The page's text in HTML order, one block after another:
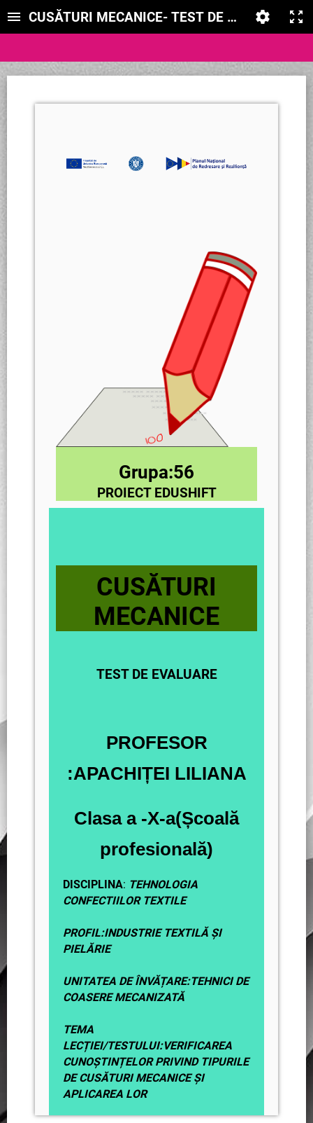
CUSĂTURI MECANICE- TEST DE
Grupa:56
PROIECT EDUSHIFT
CUSĂTURI
MECANICE
TEST DE EVALUARE
PROFESOR
:APACHIȚEI LILIANA
Clasa a -X-a(Școală
profesională)
DISCIPLINA: TEHNOLOGIA
CONFECTIILOR TEXTILE
PROFIL:INDUSTRIE TEXTILĂ ȘI
PIELĂRIE
UNITATEA DE ÎNVĂȚARE:TEHNICI DE
COASERE MECANIZATĂ
TEMA
LECȚIEI/TESTULUI:VERIFICAREA
CUNOȘTINȚELOR PRIVIND TIPURILE
DE CUSĂTURI MECANICE ȘI
APLICAREA LOR